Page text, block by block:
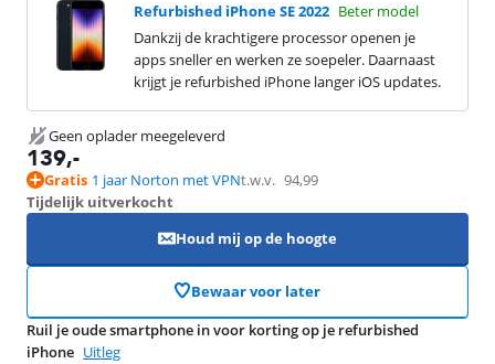
Refurbished iPhone SE 2022 Beter model
Dankzij de krachtigere processor openen je
apps sneller en werken ze soepeler. Daarnaast
krijgt je refurbished iPhone langer iOS updates.
Geen oplader meegeleverd
139,-
Gratis 1 jaar Norton met VPNt.w.v. 94,99
Tijdelijk uitverkocht
Houd mij op de hoogte
Bewaar voor later
Ruil je oude smartphone in voor korting op je refurbished
iPhone Uitleg